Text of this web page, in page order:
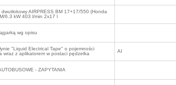
AIRPRESS BM 17+17/550 (Honda
6.3 kW 403 l/min 2x17 l
wg opisu
"Liquid Electrical Tape" o pojemności
wraz z aplikatorem w postaci pędzelka
AI
- ZAPYTANIA